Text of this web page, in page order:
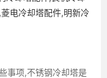
电冷却塔配件,明新冷
事项,不锈钢冷却塔是